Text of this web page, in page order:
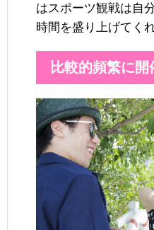
はスポーツ観戦は自
時間を盛り上げてく
比較的頻繁に